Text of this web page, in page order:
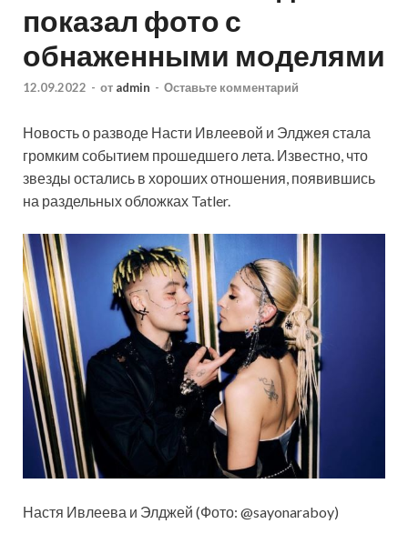
показал фото с
обнаженными моделями
12.09.2022 - от admin - Оставьте комментарий
Новость о разводе Насти Ивлеевой и Элджея стала
громким событием прошедшего лета. Известно, что
звезды остались в хороших отношения, появившись
на раздельных обложках Tatler.
Настя Ивлеева и Элджей (Фото: @sayonaraboy)